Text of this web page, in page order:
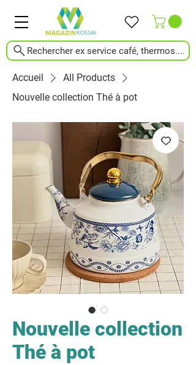
Rechercher ex service café, thermos....
Accueil
All Products
Nouvelle collection Thé à pot
Nouvelle collection
Thé à pot